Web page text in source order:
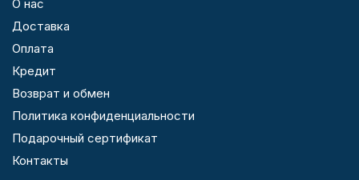
О нас
Доставка
Оплата
Кредит
Возврат и обмен
Политика конфиденциальности
Подарочный сертификат
Контакты